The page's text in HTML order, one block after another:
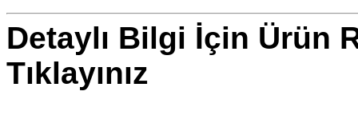
Detaylı Bilgi İçin Ürün
Tıklayınız